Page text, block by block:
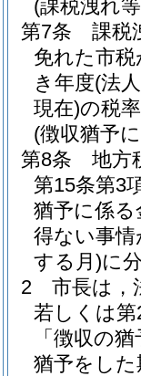
(課税洩れ
第7条
課税
免れた市
き年度(法
現在)の税
(徴収猶予
第8条
地方
第15条第3
猶予に係
得ない事
する月)に
2
市長は，
若しくは
「徴収の
猶予をし